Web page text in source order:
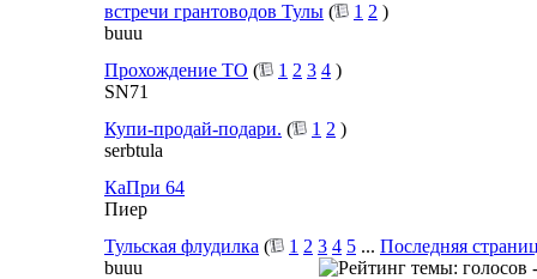
встречи грантоводов Тулы ( 1 2 )
buuu
Прохождение ТО ( 1 2 3 4 )
SN71
Купи-продай-подари. ( 1 2 )
serbtula
КаПри 64
Пиер
Тульская флудилка ( 1 2 3 4 5 ... Последняя
buuu